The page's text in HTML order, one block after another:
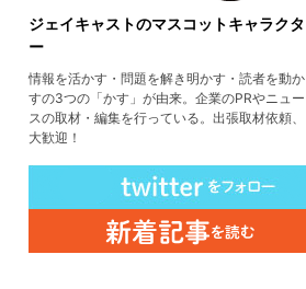
ジェイキャストのマスコットキャラクタ
ー
情報を活かす・問題を解き明かす・読者を動か
すの3つの「かす」が由来。企業のPRやニュー
スの取材・編集を行っている。出張取材依頼、
大歓迎！